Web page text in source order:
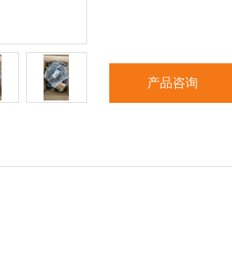
产品咨询